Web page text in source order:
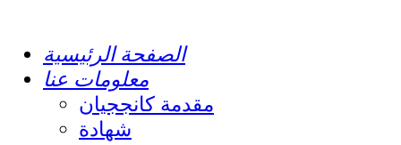
الصفحة الرئيسية
معلومات عنا
مقدمة كانججيان
شهادة